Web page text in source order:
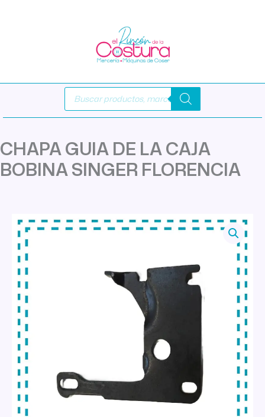
Búsqueda
productos
CHAPA GUIA DE LA CAJA
BOBINA SINGER FLORENCIA